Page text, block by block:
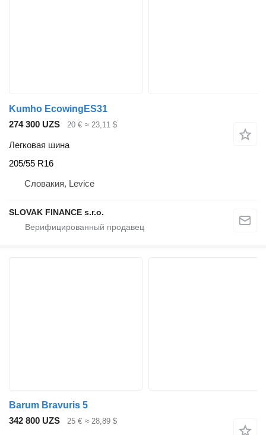
Kumho EcowingES31
274 300 UZS
20 € ≈ 23,11 $
Легковая шина
205/55 R16
Словакия, Levice
SLOVAK FINANCE s.r.o.
Barum Bravuris 5
342 800 UZS
25 € ≈ 28,89 $